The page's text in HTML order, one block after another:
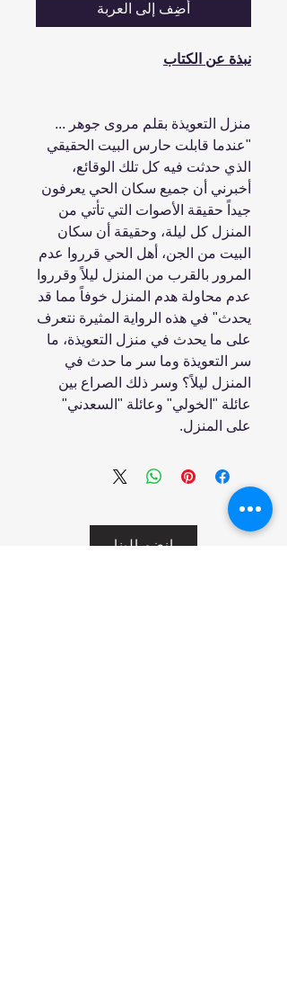
أضِف إلى العربة
نبذة عن الكتاب
منزل التعويذة بقلم مروى جوهر ...
"عندما قابلت حارس البيت الحقيقي
الذي حدثت فيه كل تلك الوقائع،
أخبرني أن جميع سكان الحي يعرفون
جيداً حقيقة الأصوات التي تأتي من
المنزل كل ليلة، وحقيقة أن سكان
البيت من الجن، أهل الحي قرروا عدم
المرور بالقرب من المنزل ليلاً وقرروا
عدم محاولة هدم المنزل خوفاً مما قد
يحدث" في هذه الرواية المثيرة نتعرف
على ما يحدث في منزل التعويذة، ما
سر التعويذة وما سر ما حدث في
المنزل ليلاً؟ وسر ذلك الصراع بين
عائلة "الخولي" وعائلة "السعدني"
على المنزل.
انضم إلينا